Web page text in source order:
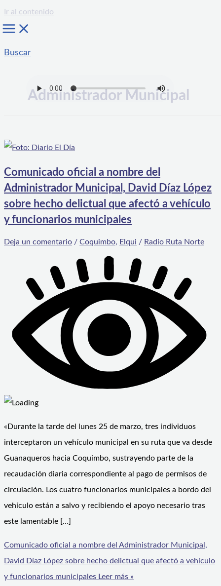
Ir al contenido
Buscar
Administrador Municipal
Comunicado oficial a nombre del
Administrador Municipal, David Díaz López
sobre hecho delictual que afectó a vehículo
y funcionarios municipales
Deja un comentario / Coquimbo, Elqui / Radio Ruta Norte
«Durante la tarde del lunes 25 de marzo, tres individuos
interceptaron un vehículo municipal en su ruta que va desde
Guanaqueros hacia Coquimbo, sustrayendo parte de la
recaudación diaria correspondiente al pago de permisos de
circulación. Los cuatro funcionarios municipales a bordo del
vehículo están a salvo y recibiendo el apoyo necesario tras
este lamentable […]
Comunicado oficial a nombre del Administrador Municipal,
David Díaz López sobre hecho delictual que afectó a vehículo
y funcionarios municipales Leer más »